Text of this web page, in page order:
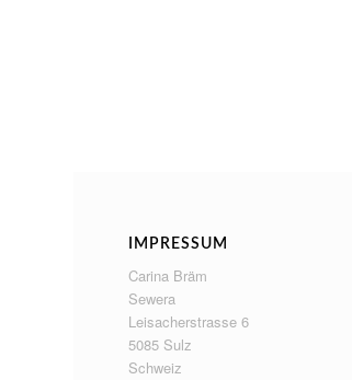
IMPRESSUM
Carina Bräm
Sewera
Leisacherstrasse 6
5085 Sulz
Schweiz